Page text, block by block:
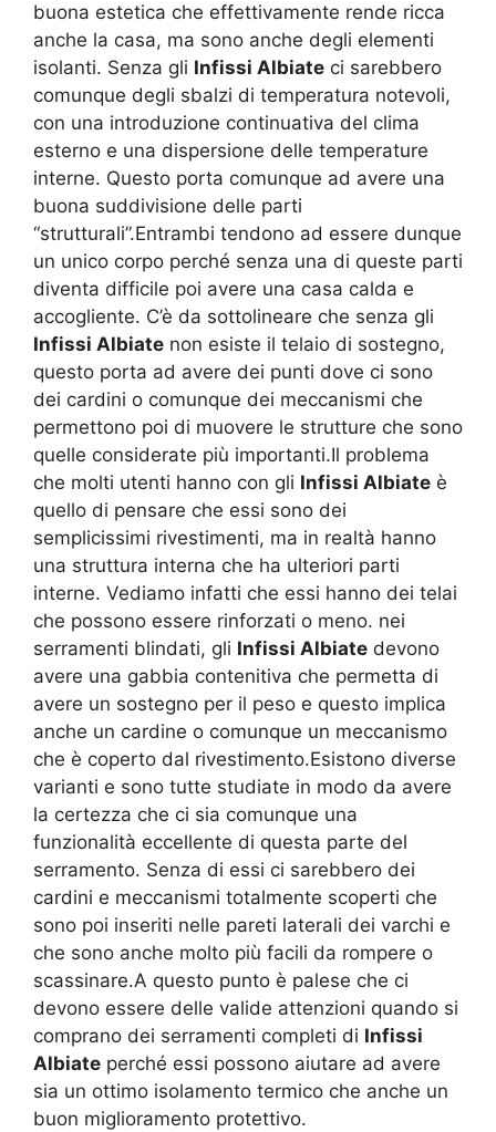
buona estetica che effettivamente rende ricca
anche la casa, ma sono anche degli elementi
isolanti. Senza gli Infissi Albiate ci sarebbero
comunque degli sbalzi di temperatura notevoli,
con una introduzione continuativa del clima
esterno e una dispersione delle temperature
interne. Questo porta comunque ad avere una
buona suddivisione delle parti
“strutturali”.Entrambi tendono ad essere dunque
un unico corpo perché senza una di queste parti
diventa difficile poi avere una casa calda e
accogliente. C’è da sottolineare che senza gli
Infissi Albiate non esiste il telaio di sostegno,
questo porta ad avere dei punti dove ci sono
dei cardini o comunque dei meccanismi che
permettono poi di muovere le strutture che sono
quelle considerate più importanti.Il problema
che molti utenti hanno con gli Infissi Albiate è
quello di pensare che essi sono dei
semplicissimi rivestimenti, ma in realtà hanno
una struttura interna che ha ulteriori parti
interne. Vediamo infatti che essi hanno dei telai
che possono essere rinforzati o meno. nei
serramenti blindati, gli Infissi Albiate devono
avere una gabbia contenitiva che permetta di
avere un sostegno per il peso e questo implica
anche un cardine o comunque un meccanismo
che è coperto dal rivestimento.Esistono diverse
varianti e sono tutte studiate in modo da avere
la certezza che ci sia comunque una
funzionalità eccellente di questa parte del
serramento. Senza di essi ci sarebbero dei
cardini e meccanismi totalmente scoperti che
sono poi inseriti nelle pareti laterali dei varchi e
che sono anche molto più facili da rompere o
scassinare.A questo punto è palese che ci
devono essere delle valide attenzioni quando si
comprano dei serramenti completi di Infissi
Albiate perché essi possono aiutare ad avere
sia un ottimo isolamento termico che anche un
buon miglioramento protettivo.